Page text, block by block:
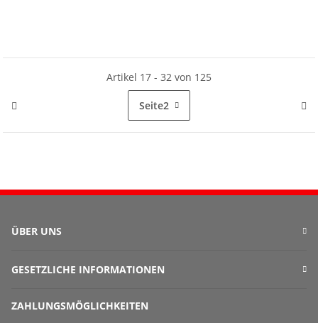
Artikel 17 - 32 von 125
Seite2
ÜBER UNS
GESETZLICHE INFORMATIONEN
ZAHLUNGSMÖGLICHKEITEN